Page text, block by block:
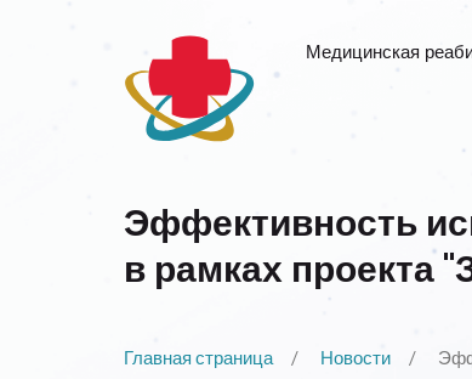
Медицинская
Эффективность
в рамках проекта
Главная страница Новости